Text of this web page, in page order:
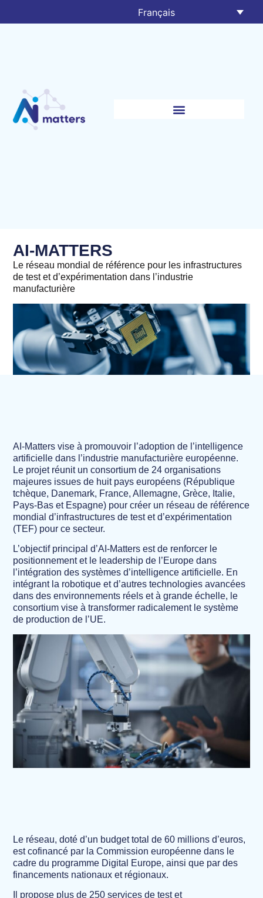
Français
AI-MATTERS
Le réseau mondial de référence pour les infrastructures
de test et d’expérimentation dans l’industrie
manufacturière
AI-Matters vise à promouvoir l’adoption de l’intelligence
artificielle dans l’industrie manufacturière européenne.
Le projet réunit un consortium de 24 organisations
majeures issues de huit pays européens (République
tchèque, Danemark, France, Allemagne, Grèce, Italie,
Pays-Bas et Espagne) pour créer un réseau de référence
mondial d’infrastructures de test et d’expérimentation
(TEF) pour ce secteur.
L’objectif principal d’AI-Matters est de renforcer le
positionnement et le leadership de l’Europe dans
l’intégration des systèmes d’intelligence artificielle. En
intégrant la robotique et d’autres technologies avancées
dans des environnements réels et à grande échelle, le
consortium vise à transformer radicalement le système
de production de l’UE.
Le réseau, doté d’un budget total de 60 millions d’euros,
est cofinancé par la Commission européenne dans le
cadre du programme Digital Europe, ainsi que par des
financements nationaux et régionaux.
Il propose plus de 250 services de test et